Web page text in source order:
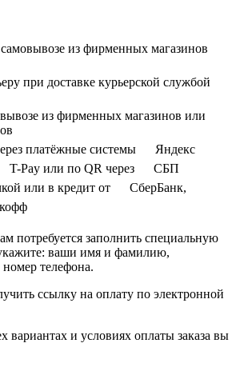
из фирменных магазинов
при доставке курьерской службой
из фирменных магазинов или
платёжные системы
Яндекс
T-Pay или по QR через
СБП
или в кредит от
СберБанк,
потребуется заполнить специальную
ваши имя и фамилию,
телефона.
ссылку на оплату по электронной
вариантах и условиях оплаты заказа вы